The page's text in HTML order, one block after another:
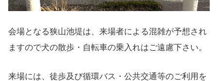
会場となる狭山池堤は、来場者による混雑が予想され
ますので犬の散歩・自転車の乗入れはご遠慮下さい。
来場には、徒歩及び循環バス・公共交通等のご利用を